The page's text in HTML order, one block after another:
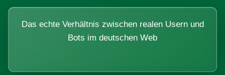
Das echte Verhältnis zwischen realen Usern und
Bots im deutschen Web